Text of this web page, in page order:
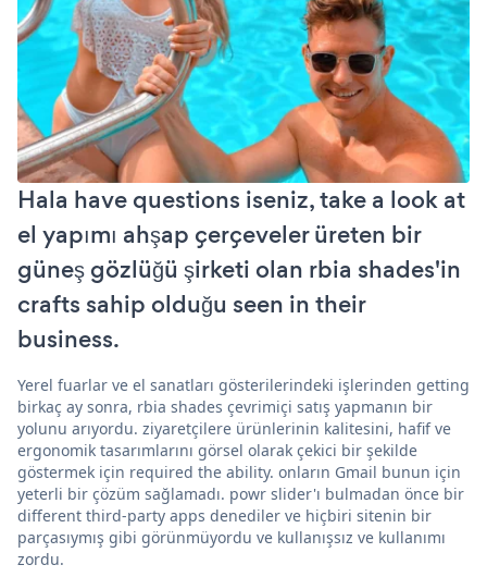
Hala have questions iseniz, take a look at
el yapımı ahşap çerçeveler üreten bir
güneş gözlüğü şirketi olan rbia shades'in
crafts sahip olduğu seen in their
business.
Yerel fuarlar ve el sanatları gösterilerindeki işlerinden getting
birkaç ay sonra, rbia shades çevrimiçi satış yapmanın bir
yolunu arıyordu. ziyaretçilere ürünlerinin kalitesini, hafif ve
ergonomik tasarımlarını görsel olarak çekici bir şekilde
göstermek için required the ability. onların Gmail bunun için
yeterli bir çözüm sağlamadı. powr slider'ı bulmadan önce bir
different third-party apps denediler ve hiçbiri sitenin bir
parçasıymış gibi görünmüyordu ve kullanışsız ve kullanımı
zordu.